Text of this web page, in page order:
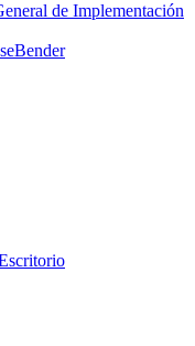
de Implementación